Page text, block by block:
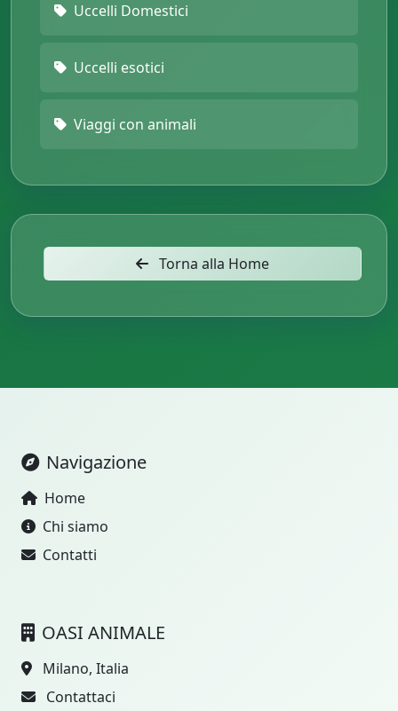
Uccelli Domestici
Uccelli esotici
Viaggi con animali
Torna alla Home
Navigazione
Home
Chi siamo
Contatti
OASI ANIMALE
Milano, Italia
Contattaci